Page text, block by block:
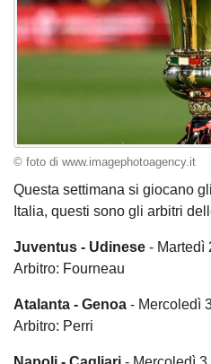
© foto di www.imagephotoagency.it
Questa settimana si giocano
Italia, questi sono gli arbitri
Juventus - Udinese - Martedì
Arbitro: Fourneau
Atalanta - Genoa - Mercoledì
Arbitro: Perri